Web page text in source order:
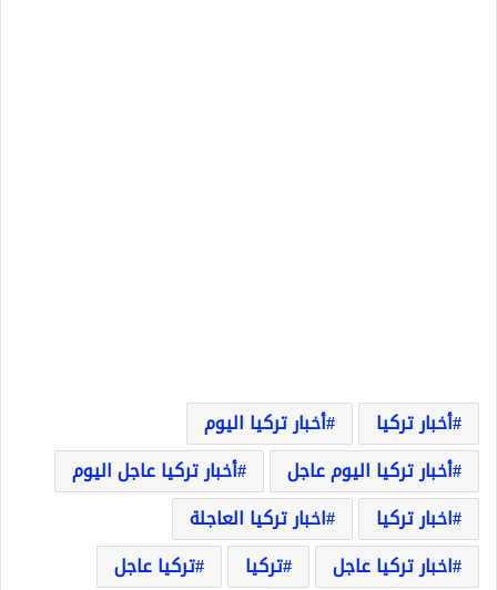
أخبار تركيا
أخبار تركيا اليوم
أخبار تركيا اليوم عاجل
أخبار تركيا عاجل اليوم
اخبار تركيا
اخبار تركيا العاجلة
اخبار تركيا عاجل
تركيا
تركيا عاجل